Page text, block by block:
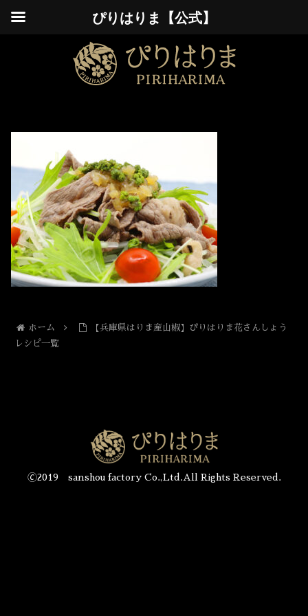
ホーム
【兵庫県はりま産山椒】ぴりはりま花さんしょう
レシピ一覧
🄫2019 sanshou factory Co.,Ltd.All Rights Reserved.
ぴりはりま【公式】